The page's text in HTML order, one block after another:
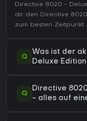
Directive 8020 -
dir den Directive
zum besten Zeitpunkt
Q
Was ist der
Deluxe
Q
Directive
- alles auf